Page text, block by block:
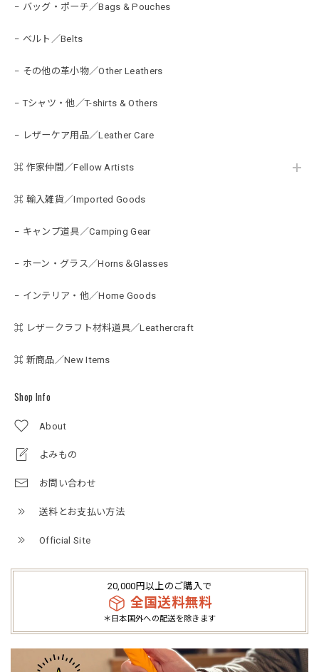
− バッグ・ポーチ／Bags & Pouches
− ベルト／Belts
− その他の革小物／Other Leathers
− Tシャツ・他／T-shirts & Others
− レザーケア用品／Leather Care
⌘ 作家仲間／Fellow Artists
⌘ 輸入雑貨／Imported Goods
− キャンプ道具／Camping Gear
− ホーン・グラス／Horns＆Glasses
− インテリア・他／Home Goods
⌘ レザークラフト材料道具／Leathercraft
⌘ 新商品／New Items
Shop Info
About
よみもの
お問い合わせ
送料とお支払い方法
Official Site
20,000円以上のご購入で
全国送料無料
＊日本国外への配送を除きます